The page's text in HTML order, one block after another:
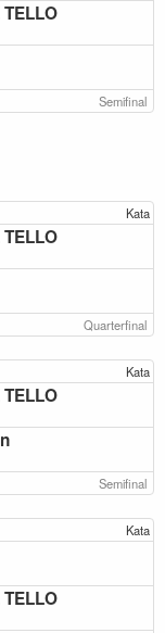
Semifinal
Kata
Quarterfinal
Kata
Semifinal
Kata